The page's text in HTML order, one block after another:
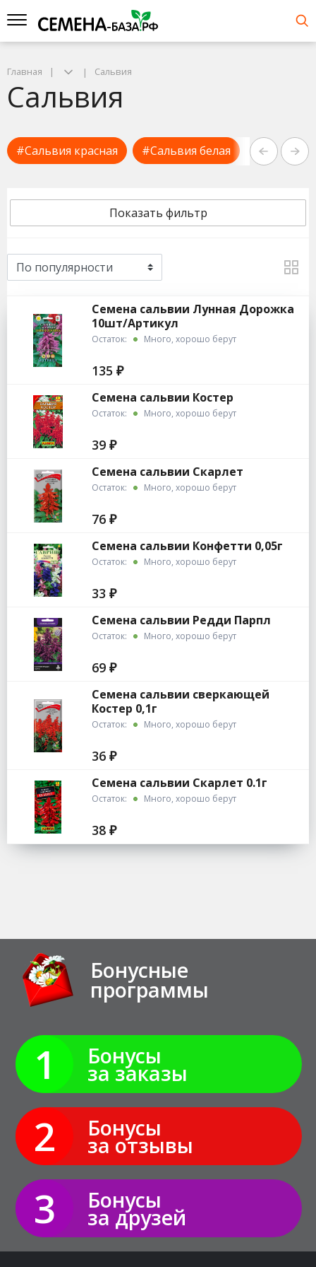
Главная Сальвия
Сальвия
#Сальвия красная #Сальвия белая #Сальвия
Показать фильтр
Семена сальвии Лунная Дорожка
10шт/Артикул
Остаток: Много, хорошо берут
135 ₽
Семена сальвии Костер
Остаток: Много, хорошо берут
39 ₽
Семена сальвии Скарлет
Остаток: Много, хорошо берут
76 ₽
Семена сальвии Конфетти 0,05г
Остаток: Много, хорошо берут
33 ₽
Семена сальвии Редди Парпл
Остаток: Много, хорошо берут
69 ₽
Семена сальвии сверкающей
Костер 0,1г
Остаток: Много, хорошо берут
36 ₽
Семена сальвии Скарлет 0.1г
Остаток: Много, хорошо берут
38 ₽
Бонусные
программы
1 Бонусы
за заказы
2 Бонусы
за отзывы
3 Бонусы
за друзей